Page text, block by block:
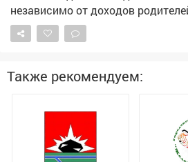
независимо от доходов родителей. ➡️В этом
участниками стали многодетные
ниже прожиточного минимума.
покупку школьной формы, обуви и
Новокузнецке поддержку получат 419
Также рекомендуем: